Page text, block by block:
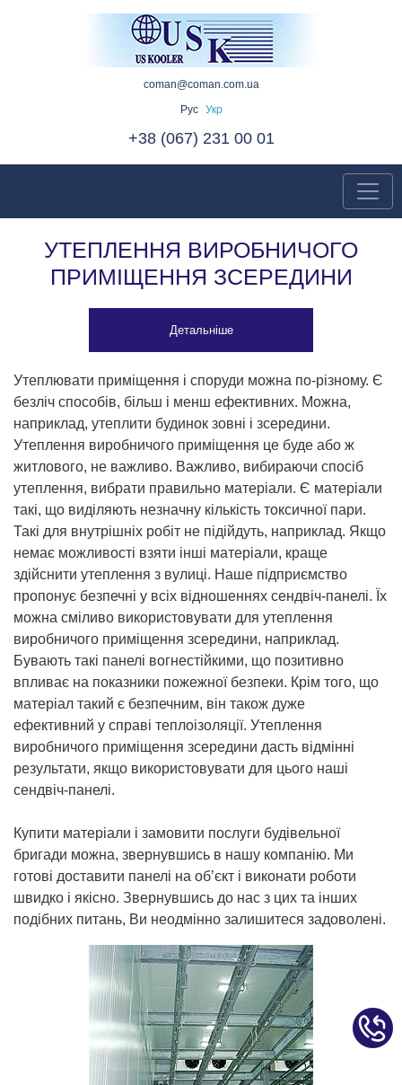
coman@coman.com.ua
Рус
Укр
+38 (067) 231 00 01
УТЕПЛЕННЯ ВИРОБНИЧОГО
ПРИМІЩЕННЯ ЗСЕРЕДИНИ
Детальніше
Утеплювати приміщення і споруди можна по-різному. Є
безліч способів, більш і менш ефективних. Можна,
наприклад, утеплити будинок зовні і зсередини.
Утеплення виробничого приміщення це буде або ж
житлового, не важливо. Важливо, вибираючи спосіб
утеплення, вибрати правильно матеріали. Є матеріали
такі, що виділяють незначну кількість токсичної пари.
Такі для внутрішніх робіт не підійдуть, наприклад. Якщо
немає можливості взяти інші матеріали, краще
здійснити утеплення з вулиці. Наше підприємство
пропонує безпечні у всіх відношеннях сендвіч-панелі. Їх
можна сміливо використовувати для утеплення
виробничого приміщення зсередини, наприклад.
Бувають такі панелі вогнестійкими, що позитивно
впливає на показники пожежної безпеки. Крім того, що
матеріал такий є безпечним, він також дуже
ефективний у справі теплоізоляції. Утеплення
виробничого приміщення зсередини дасть відмінні
результати, якщо використовувати для цього наші
сендвіч-панелі.
Купити матеріали і замовити послуги будівельної
бригади можна, звернувшись в нашу компанію. Ми
готові доставити панелі на об’єкт і виконати роботи
швидко і якісно. Звернувшись до нас з цих та інших
подібних питань, Ви неодмінно залишитеся задоволені.